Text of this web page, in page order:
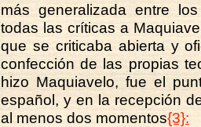
más generalizada entre
todas las críticas a
que se criticaba abierta y
confección de las propias
hizo Maquiavelo, fue el
español, y en la recepción
al menos dos momentos{3}: